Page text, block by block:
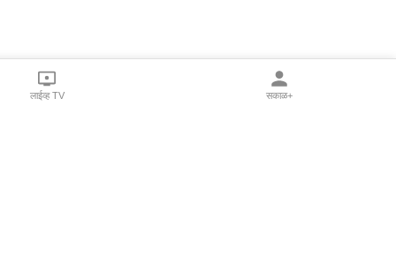
लाईव्ह TV सकाळ+